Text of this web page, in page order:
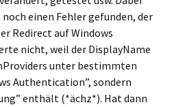
einen Fehler gefunden, der
Redirect auf Windows
nicht, weil der DisplayName
unter bestimmten
Authentication”, sondern
enthält (*ächz*). Hat dann